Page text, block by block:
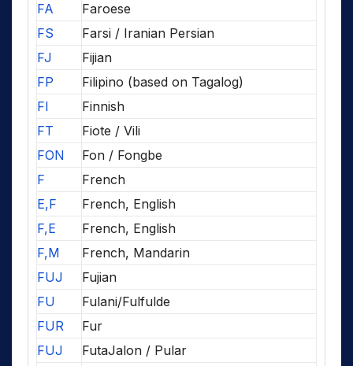
FA
Faroese
FS
Farsi / Iranian Persian
FJ
Fijian
FP
Filipino (based on Tagalog)
FI
Finnish
FT
Fiote / Vili
FON
Fon / Fongbe
F
French
E,F
French, English
F,E
French, English
F,M
French, Mandarin
FUJ
Fujian
FU
Fulani/Fulfulde
FUR
Fur
FUJ
FutaJalon / Pular